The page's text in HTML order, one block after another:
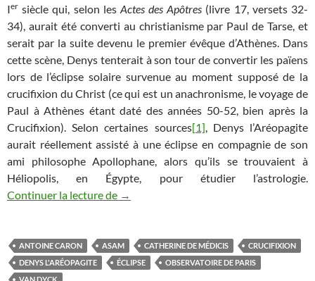
Ier siècle qui, selon les Actes des Apôtres (livre 17, versets 32-
34), aurait été converti au christianisme par Paul de Tarse, et
serait par la suite devenu le premier évêque d’Athènes. Dans
cette scène, Denys tenterait à son tour de convertir les païens
lors de l’éclipse solaire survenue au moment supposé de la
crucifixion du Christ (ce qui est un anachronisme, le voyage de
Paul à Athènes étant daté des années 50-52, bien après la
Crucifixion). Selon certaines sources[1], Denys l’Aréopagite
aurait réellement assisté à une éclipse en compagnie de son
ami philosophe Apollophane, alors qu’ils se trouvaient à
Héliopolis, en Égypte, pour étudier l’astrologie.
Continuer la lecture de Eclipse de Soleil ou Conversion des
→
ANTOINE CARON ASAM CATHERINE DE MÉDICIS
CRUCIFIXION
DENYS L'ARÉOPAGITE
ÉCLIPSE
OBSERVATOIRE DE PARIS